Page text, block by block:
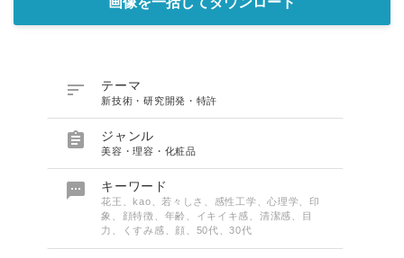
 テーマ
新技術・研究開発・特許
 ジャンル
美容・理容・化粧品
 キーワード
花王、kao、若々しさ、感性工学、心理学、印
象、顔特徴、年齢、イキイキ感、清潔感、目
力、くすみ感、顔、50代、30代